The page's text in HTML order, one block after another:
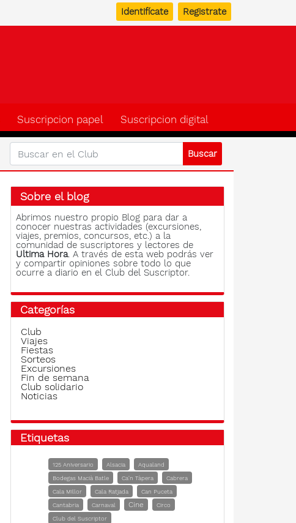
Identifícate Registrate
Suscripcion papel Suscripcion digital
Sobre el blog
Abrimos nuestro propio Blog para dar a
conocer nuestras actividades (excursiones,
viajes, premios, concursos, etc.) a la
comunidad de suscriptores y lectores de
Ultima Hora. A través de esta web podrás ver
y compartir opiniones sobre todo lo que
ocurre a diario en el Club del Suscriptor.
Categorías
Club
Viajes
Fiestas
Sorteos
Excursiones
Fin de semana
Club solidario
Noticias
Etiquetas
125 Aniversario Alsacia
Aqualand
Bodegas Macià Batle
Ca'n Tàpera
Cabrera
Cala Millor
Cala Ratjada
Can Puceta
Cantabria
Carnaval Cine
Circo
Club del Suscriptor